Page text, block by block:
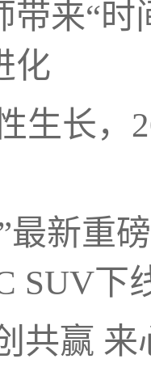
带来“时
化
生长，
最新重
SUV下
共赢